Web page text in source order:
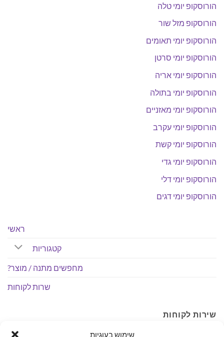
שימוש בעוגיות
הורוסקופ יומי טלה
הורוסקופ מזל שור
הורוסקופ יומי תאומים
הורוסקופ יומי סרטן
הורוסקופ יומי אריה
הורוסקופ יומי בתולה
הורוסקופ יומי מאזניים
הורוסקופ יומי עקרב
הורוסקופ יומי קשת
הורוסקופ יומי גדי
הורוסקופ יומי דלי
הורוסקופ יומי דגים
ראשי
קטגוריות
מחפשים מתנה / מוצר?
שרות לקוחות
שירות לקוחות